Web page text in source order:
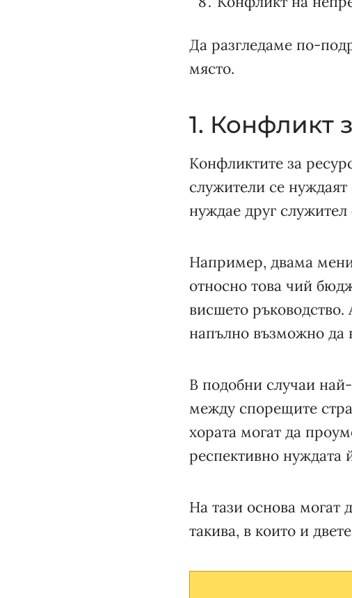
Да разгледаме по-
място.
1. Конфликт
Конфликтите за
служители се
нуждае друг
Например, двама
относно това чий
висшето
напълно възможно да
В подобни случаи
между спорещите
хората могат да
респективно нуждата
На тази основа
такива, в които и